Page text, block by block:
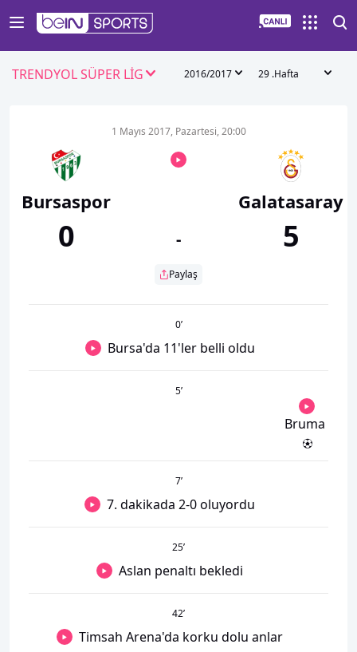
TRENDYOL SÜPER LİG 2016/2017 29 .Hafta
Bursaspor
0
1 Mayıs 2017, Pazartesi, 20:00
-
Paylaş
Galatasaray
5
0’
Bursa'da 11'ler belli oldu
5’
Bruma
7’
7. dakikada 2-0 oluyordu
25’
Aslan penaltı bekledi
42’
Timsah Arena'da korku dolu anlar